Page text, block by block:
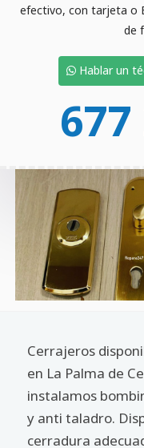
efectivo, con tarjeta o
de
Hablar un
Cerrajeros
en La Palma de
instalamos
y anti taladro.
cerradura